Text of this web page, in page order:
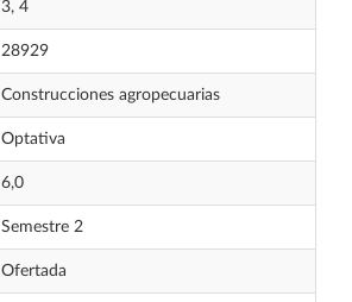
3, 4
28929
Construcciones agropecuarias
Optativa
6,0
Semestre 2
Ofertada